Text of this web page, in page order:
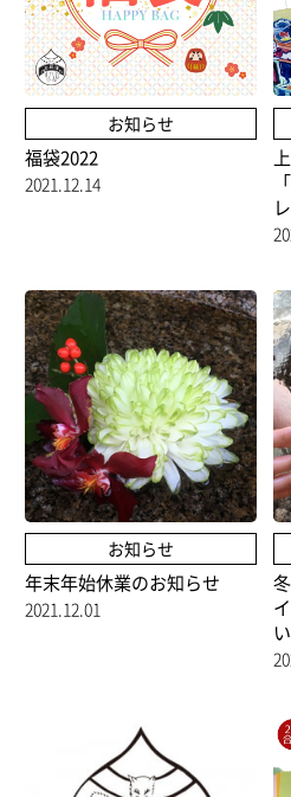
お知らせ
福袋2022
2021.12.14
お知らせ
年末年始休業のお知らせ
2021.12.01